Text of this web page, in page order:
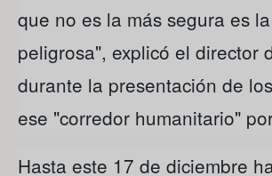
que no es la más segura es
peligrosa", explicó el director
durante la presentación de
ese "corredor humanitario"
Hasta este 17 de diciembre